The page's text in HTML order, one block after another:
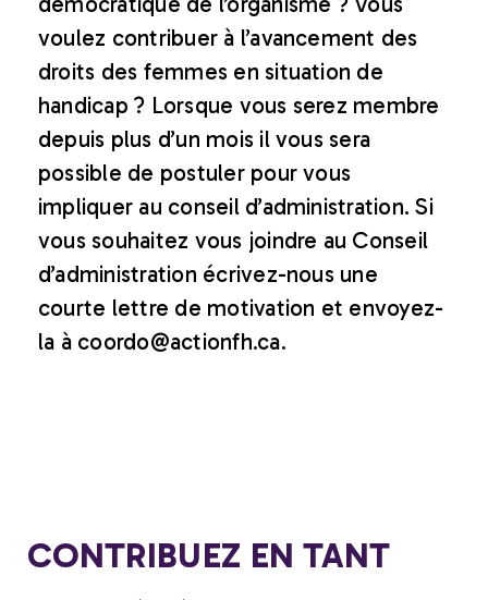
voulez contribuer à l’avancement des
droits des femmes en situation de
handicap ? Lorsque vous serez membre
depuis plus d’un mois il vous sera
possible de postuler pour vous
impliquer au conseil d’administration. Si
vous souhaitez vous joindre au Conseil
d’administration écrivez-nous une
courte lettre de motivation et envoyez-
la à coordo@actionfh.ca.
CONTRIBUEZ EN TANT